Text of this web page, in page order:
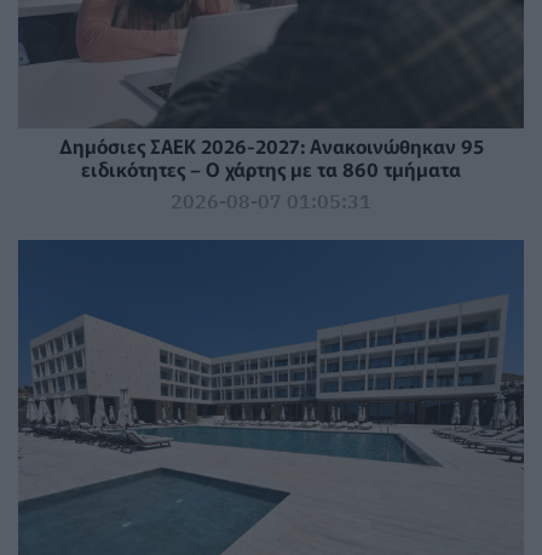
Δημόσιες ΣΑΕΚ 2026-2027: Ανακοινώθηκαν 95
ειδικότητες – Ο χάρτης με τα 860 τμήματα
2026-08-07 01:05:31